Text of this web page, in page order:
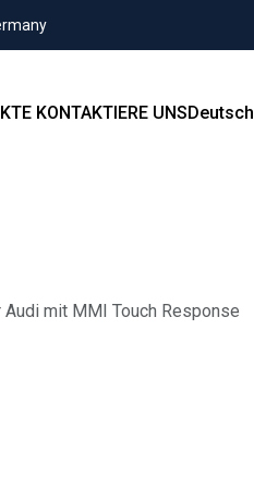
KONTAKTIERE UNSDeutsch
mit MMI Touch Response